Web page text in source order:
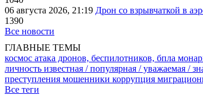
06 августа 2026, 21:19 Дрон со взрывчаткой в
1390
Все новости
ГЛАВНЫЕ ТЕМЫ
космос атака дронов, беспилотников, бпла
личность известная / популярная / уважаемая /
преступления мошенники коррупция
Все теги